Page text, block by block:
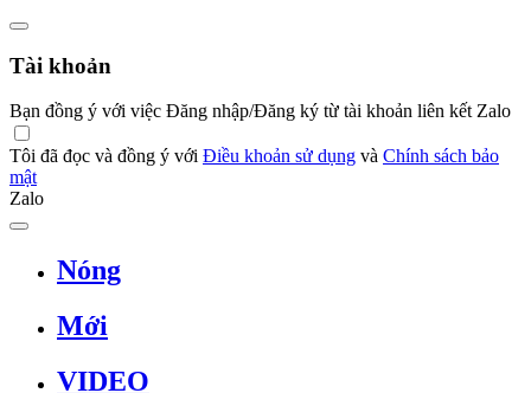
Tài khoản
Bạn đồng ý với việc Đăng nhập/Đăng ký từ tài khoản liên kết Zalo
Tôi đã đọc và đồng ý với Điều khoản sử dụng và Chính sách bảo
mật
Zalo
Nóng
Mới
VIDEO